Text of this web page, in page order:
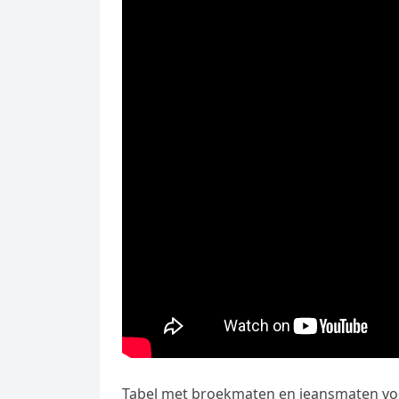
Tabel met broekmaten en jeansmaten